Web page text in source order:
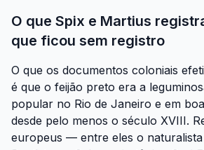
O que Spix e Martius
que ficou sem registro
O que os documentos coloniais
é que o feijão preto era a
popular no Rio de Janeiro e em
desde pelo menos o século XVIII.
europeus — entre eles o